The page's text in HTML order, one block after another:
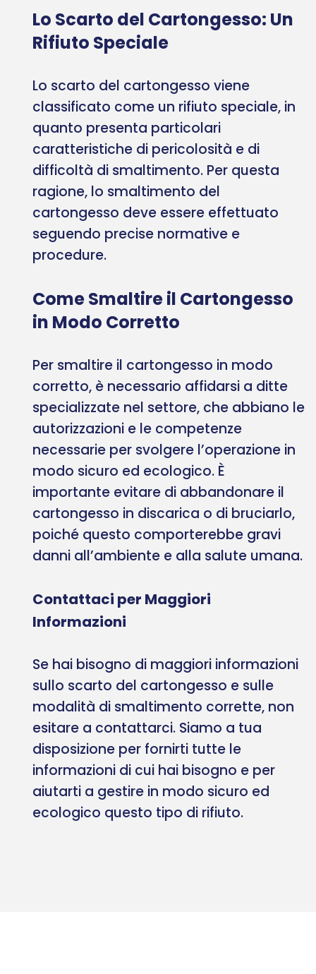
Lo Scarto del Cartongesso: Un
Rifiuto Speciale
Lo scarto del cartongesso viene
classificato come un rifiuto speciale, in
quanto presenta particolari
caratteristiche di pericolosità e di
difficoltà di smaltimento. Per questa
ragione, lo smaltimento del
cartongesso deve essere effettuato
seguendo precise normative e
procedure.
Come Smaltire il Cartongesso
in Modo Corretto
Per smaltire il cartongesso in modo
corretto, è necessario affidarsi a ditte
specializzate nel settore, che abbiano le
autorizzazioni e le competenze
necessarie per svolgere l’operazione in
modo sicuro ed ecologico. È
importante evitare di abbandonare il
cartongesso in discarica o di bruciarlo,
poiché questo comporterebbe gravi
danni all’ambiente e alla salute umana.
Contattaci per Maggiori
Informazioni
Se hai bisogno di maggiori informazioni
sullo scarto del cartongesso e sulle
modalità di smaltimento corrette, non
esitare a contattarci. Siamo a tua
disposizione per fornirti tutte le
informazioni di cui hai bisogno e per
aiutarti a gestire in modo sicuro ed
ecologico questo tipo di rifiuto.